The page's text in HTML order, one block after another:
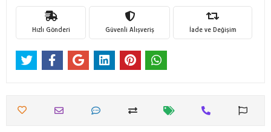
Hızlı Gönderi Güvenli Alışveriş İade ve Değişim